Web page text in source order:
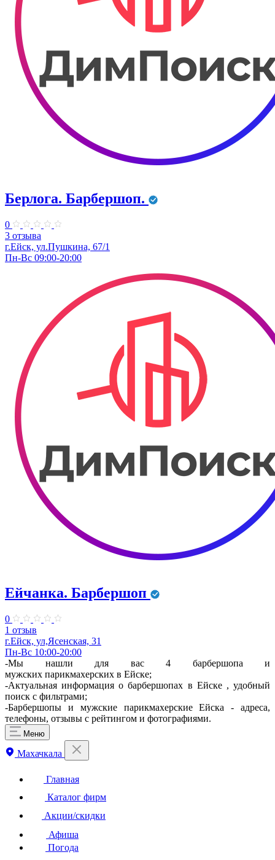
Берлога. Барбершоп.
0
3 отзыва
г.Ейск, ул.Пушкина, 67/1
Пн-Вс 09:00-20:00
Ейчанка. Барбершоп
0
1 отзыв
г.Ейск, ул,Ясенская, 31
Пн-Вс 10:00-20:00
-Мы нашли для вас 4 барбершопа и
мужских парикмахерских в Ейске;
-Актуальная информация о барбершопах в Ейске , удобный
поиск с фильтрами;
-Барбершопы и мужские парикмахерские Ейска - адреса,
телефоны, отзывы с рейтингом и фотографиями.
Меню
Махачкала
Главная
Каталог фирм
Акции/скидки
Афиша
Погода